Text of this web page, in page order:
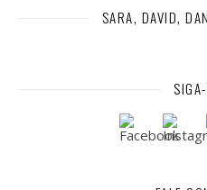
SARA, DAVID,